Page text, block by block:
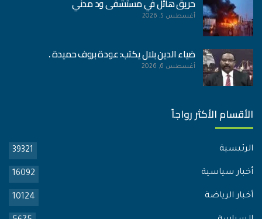
حريق هائل في مستشفى ود مدني
أغسطس 5, 2026
ضياء الدين بلال يكتب: عودة بروف حميدة .
أغسطس 6, 2026
الأقسام الأكثر رواجاً
الرئيسية 39321
أخبار سياسية 16092
أخبار الرياضة 10124